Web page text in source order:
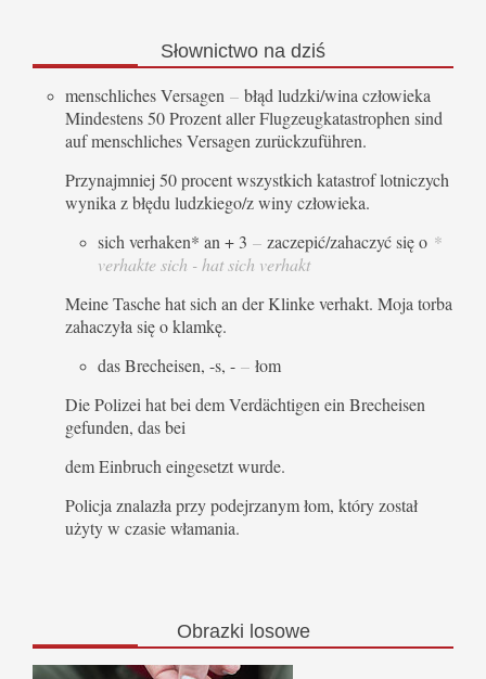
Słownictwo na dziś
menschliches Versagen – błąd ludzki/wina człowieka
Mindestens 50 Prozent aller Flugzeugkatastrophen sind
auf menschliches Versagen zurückzuführen.
Przynajmniej 50 procent wszystkich katastrof lotniczych
wynika z błędu ludzkiego/z winy człowieka.
sich verhaken* an + 3 – zaczepić/zahaczyć się o *
verhakte sich - hat sich verhakt
Meine Tasche hat sich an der Klinke verhakt. Moja torba
zahaczyła się o klamkę.
das Brecheisen, -s, - – łom
Die Polizei hat bei dem Verdächtigen ein Brecheisen
gefunden, das bei
dem Einbruch eingesetzt wurde.
Policja znalazła przy podejrzanym łom, który został
użyty w czasie włamania.
Obrazki losowe